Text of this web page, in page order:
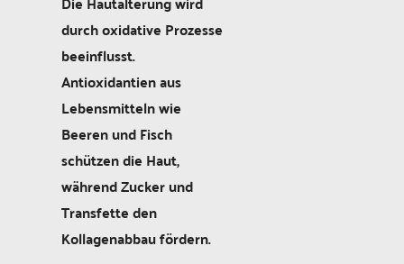
durch oxidative Prozesse
beeinflusst.
Antioxidantien aus
Lebensmitteln wie
Beeren und Fisch
schützen die Haut,
während Zucker und
Transfette den
Kollagenabbau fördern.